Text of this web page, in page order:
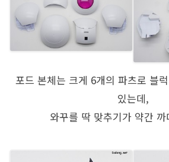
포드 본체는 크게 6개의 파츠로 블
있는데,
와꾸를 딱 맞추기가 약간